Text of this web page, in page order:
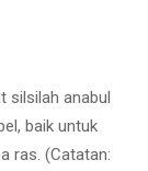
silsilah anabul
baik untuk
ras. (Catatan: